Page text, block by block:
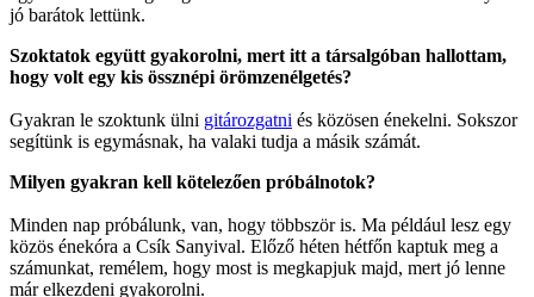
jó barátok lettünk.
Szoktatok együtt gyakorolni, mert itt a társalgóban hallottam,
hogy volt egy kis össznépi örömzenélgetés?
Gyakran le szoktunk ülni gitározgatni és közösen énekelni. Sokszor
segítünk is egymásnak, ha valaki tudja a másik számát.
Milyen gyakran kell kötelezően próbálnotok?
Minden nap próbálunk, van, hogy többször is. Ma például lesz egy
közös énekóra a Csík Sanyival. Előző héten hétfőn kaptuk meg a
számunkat, remélem, hogy most is megkapjuk majd, mert jó lenne
már elkezdeni gyakorolni.